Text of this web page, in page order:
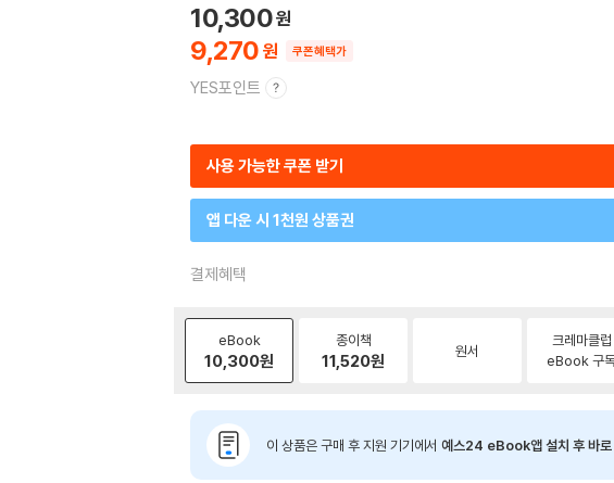
9,270
10,300
쿠폰혜택가
YES포인트
사용 가능한 쿠폰 받기
앱 다운 시 1천원 상품권
결제혜택
eBook
10,300원
종이책
11,520원 원서
크레마클럽
eBook 구
이 상품은 구매 후 지원 기기에서 예스24 eBook앱 설치 후 바로